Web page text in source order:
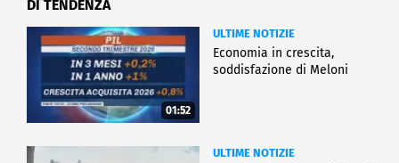
DI TENDENZA
01:52
ULTIME NOTIZIE
Economia in crescita,
soddisfazione di Meloni
ULTIME NOTIZIE